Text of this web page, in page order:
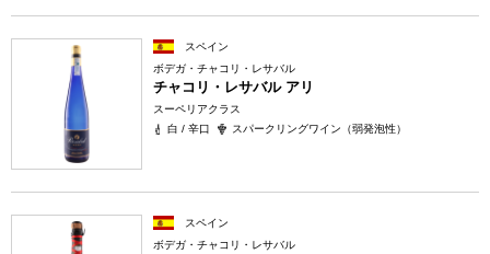
スペイン
ボデガ・チャコリ・レサバル
チャコリ・レサバル アリ
スーペリアクラス
白 / 辛口
スパークリングワイン（弱発泡性）
スペイン
ボデガ・チャコリ・レサバル